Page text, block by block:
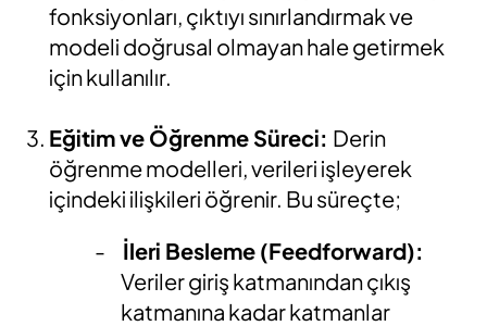
fonksiyonları, çıktıyı sınırlandırmak ve
modeli doğrusal olmayan hale getirmek
için kullanılır.
Eğitim ve Öğrenme Süreci: Derin
öğrenme modelleri, verileri işleyerek
içindeki ilişkileri öğrenir. Bu süreçte;
-
İleri Besleme (Feedforward):
Veriler giriş katmanından çıkış
katmanına kadar katmanlar